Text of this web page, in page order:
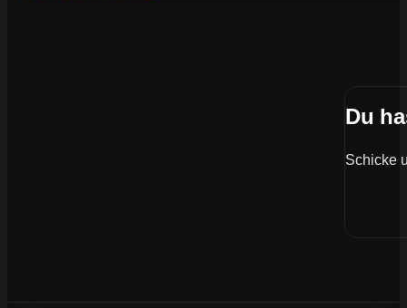
Du
Schicke